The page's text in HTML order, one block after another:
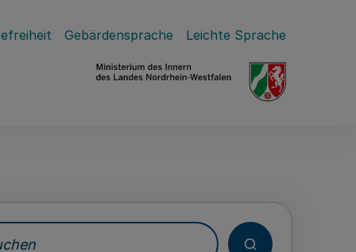
Gebärdensprache Leichte Sprache